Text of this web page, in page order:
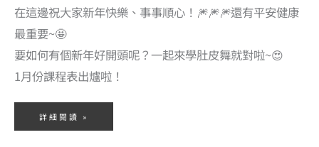
在這邊祝大家新年快樂、事事順心！🎆🎆🎆還有平安健康
最重要~🤩
要如何有個新年好開頭呢？一起來學肚皮舞就對啦~😍
1月份課程表出爐啦！
詳細閱讀 »